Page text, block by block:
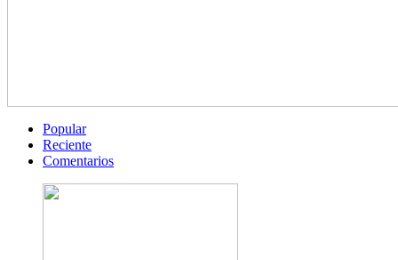
Popular
Reciente
Comentarios